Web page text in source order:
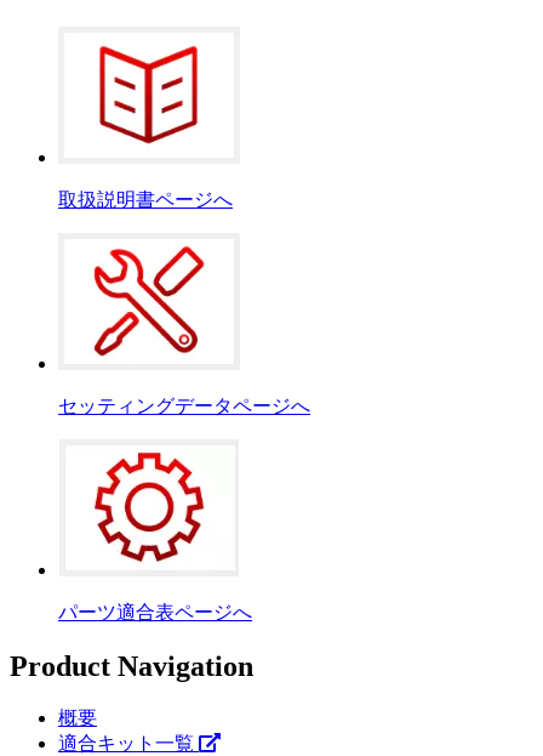
取扱説明書ページへ
セッティングデータページへ
パーツ適合表ページへ
Product Navigation
概要
適合キット一覧